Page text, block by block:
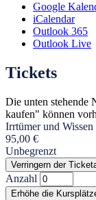
Google
iCalendar
Outlook 365
Outlook Live
Tickets
Die unten stehende
kaufen" können
Irrtümer und
95,00 €
Unbegrenzt
Verringern der
Anzahl
Erhöhe die